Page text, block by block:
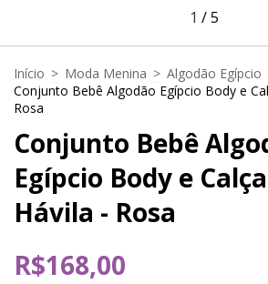
1 /5
Início > Moda Menina > Algodão Egípcio
Conjunto Bebê Algodão Egípcio Body e
Rosa
Conjunto Bebê
Egípcio Body e
Hávila - Rosa
R$168,00